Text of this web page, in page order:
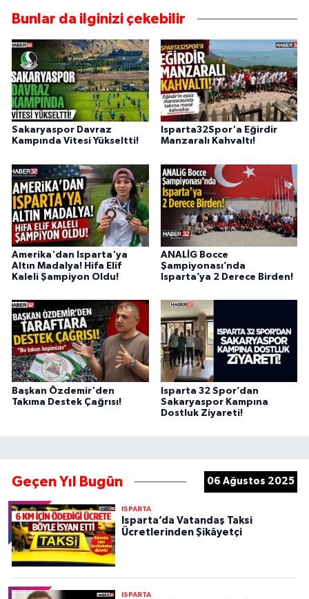
Bunlar da ilginizi çekebilir
Sakaryaspor Davraz
Kampında Vitesi Yükseltti!
Isparta32Spor'a Eğirdir
Manzaralı Kahvaltı!
Amerika'dan Isparta'ya
Altın Madalya! Hifa Elif
Kaleli Şampiyon Oldu!
ANALİG Bocce
Şampiyonası’nda
Isparta’ya 2 Derece Birden!
Başkan Özdemir'den
Takıma Destek Çağrısı!
Isparta 32 Spor’dan
Sakaryaspor Kampına
Dostluk Ziyareti!
Geçen Yıl Bugün 06 Ağustos 2025
ISPARTA
Isparta’da Vatandaş Taksi
Ücretlerinden Şikâyetçi
ISPARTA